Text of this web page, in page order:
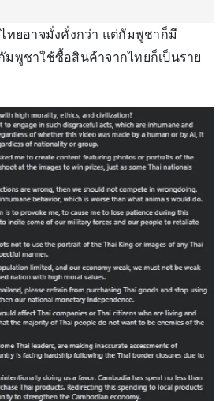
ทยอาจมั่งคั่งกว่า แต่กัมพูชาก็มี
มพูชาใช้ซื้อสินค้าจากไทยก็เป็นราย